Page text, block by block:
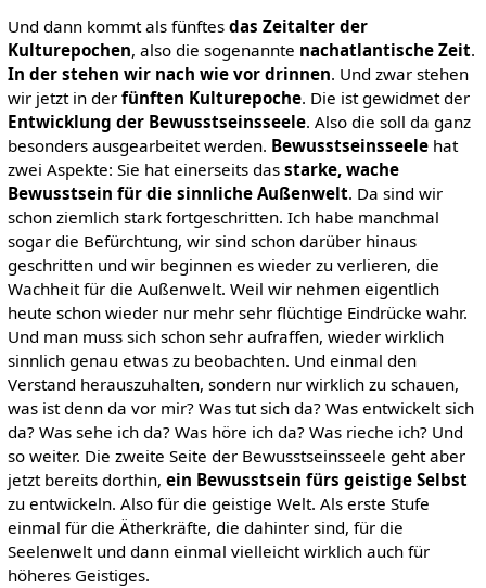
Und dann kommt als fünftes das Zeitalter der
Kulturepochen, also die sogenannte nachatlantische Zeit.
In der stehen wir nach wie vor drinnen. Und zwar stehen
wir jetzt in der fünften Kulturepoche. Die ist gewidmet der
Entwicklung der Bewusstseinsseele. Also die soll da ganz
besonders ausgearbeitet werden. Bewusstseinsseelehat
zwei Aspekte: Sie hat einerseits das starke, wache
Bewusstsein für die sinnliche Außenwelt. Da sind wir
schon ziemlich stark fortgeschritten. Ich habe manchmal
sogar die Befürchtung, wir sind schon darüber hinaus
geschritten und wir beginnen es wieder zu verlieren, die
Wachheit für die Außenwelt. Weil wir nehmen eigentlich
heute schon wieder nur mehr sehr flüchtige Eindrücke wahr.
Und man muss sich schon sehr aufraffen, wieder wirklich
sinnlich genau etwas zu beobachten. Und einmal den
Verstand herauszuhalten, sondern nur wirklich zu schauen,
was ist denn da vor mir? Was tut sich da? Was entwickelt sich
da? Was sehe ich da? Was höre ich da? Was rieche ich? Und
so weiter. Die zweite Seite der Bewusstseinsseele geht aber
jetzt bereits dorthin, ein Bewusstsein fürs geistige Selbst
zu entwickeln. Also für die geistige Welt. Als erste Stufe
einmal für die Ätherkräfte, die dahinter sind, für die
Seelenwelt und dann einmal vielleicht wirklich auch für
höheres Geistiges.